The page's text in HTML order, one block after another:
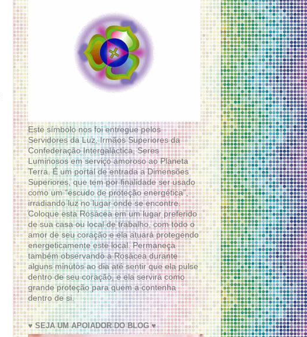
Este símbolo nos foi entregue pelos
Servidores da Luz, Irmãos Superiores da
Confederação Intergaláctica, Seres
Luminosos em serviço amoroso ao Planeta
Terra. É um portal de entrada a Dimensões
Superiores, que tem por finalidade ser usado
como um “escudo de proteção energética”,
irradiando luz no lugar onde se encontre.
Coloque esta Rosácea em um lugar preferido
de sua casa ou local de trabalho, com todo o
amor de seu coração e ela atuará protegendo
energeticamente este local. Permaneça
também observando a Rosácea durante
alguns minutos ao dia até sentir que ela pulse
dentro de seu coração, e ela servirá como
grande proteção para quem a contenha
dentro de si.
♥ SEJA UM APOIADOR DO BLOG ♥